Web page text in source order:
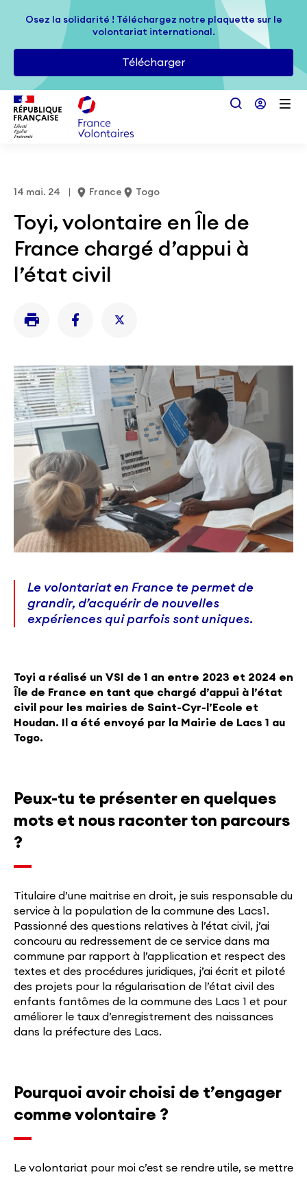
Passer au contenu principal
Osez la solidarité ! Téléchargez notre plaquette sur le
volontariat international.
Télécharger
Osez la solidarité ! Téléchargez notre plaquette sur le
volontariat international.
Télécharger
14 mai. 24 France Togo
Toyi, volontaire en Île de
France chargé d’appui à
l’état civil
Le volontariat en France te permet de
grandir, d’acquérir de nouvelles
expériences qui parfois sont uniques.
Toyi a réalisé un VSI de 1 an entre 2023 et 2024 en
Île de France en tant que chargé d’appui à l’état
civil pour les mairies de Saint-Cyr-l’Ecole et
Houdan. Il a été envoyé par la Mairie de Lacs 1 au
Togo.
Peux-tu te présenter en quelques
mots et nous raconter ton parcours
?
Titulaire d’une maitrise en droit, je suis responsable du
service à la population de la commune des Lacs1.
Passionné des questions relatives à l’état civil, j’ai
concouru au redressement de ce service dans ma
commune par rapport à l’application et respect des
textes et des procédures juridiques, j’ai écrit et piloté
des projets pour la régularisation de l’état civil des
enfants fantômes de la commune des Lacs 1 et pour
améliorer le taux d’enregistrement des naissances
dans la préfecture des Lacs.
Pourquoi avoir choisi de t’engager
comme volontaire ?
Le volontariat pour moi c’est se rendre utile, se mettre